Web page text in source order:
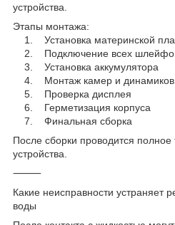
устройства.
Этапы монтажа:
1. Установка материнской
2. Подключение всех
3. Установка аккумулятора
4. Монтаж камер и динамиков
5. Проверка дисплея
6. Герметизация корпуса
7. Финальная сборка
После сборки проводится
устройства.
⸻
Какие неисправности устраняет
воды